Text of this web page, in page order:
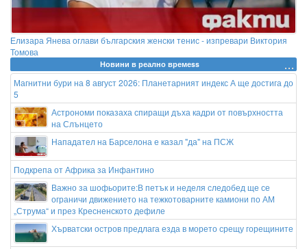
Елизара Янева оглави българския женски тенис - изпревари Виктория
Томова
Новини в реално времеss
Магнитни бури на 8 август 2026: Планетарният индекс А ще достига до
5
Астрономи показаха спиращи дъха кадри от повърхността
на Слънцето
Нападател на Барселона е казал "да" на ПСЖ
Подкрепа от Африка за Инфантино
Важно за шофьорите:В петък и неделя следобед ще се
ограничи движението на тежкотоварните камиони по АМ
„Струма“ и през Кресненското дефиле
Хърватски остров предлага езда в морето срещу горещините